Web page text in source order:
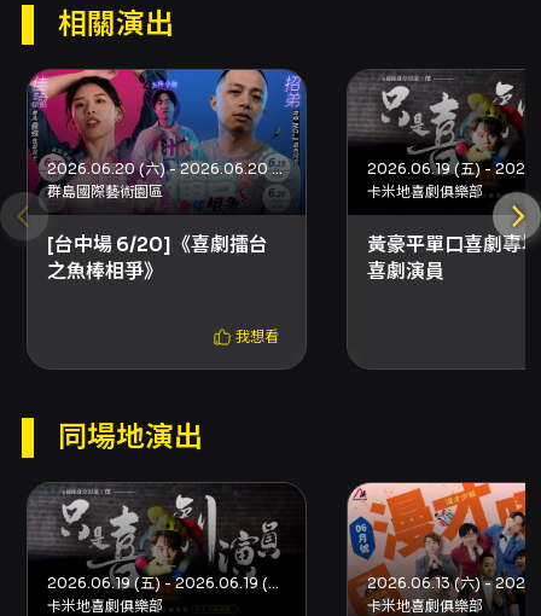
場，建議 12 歲以上觀眾入場；票券視同有價證
券，請妥善保存，遺失或毀損恕不補發。 - 如遇
票券毀損、滅失或遺失，主辦單位將依文化部相
關規定及 KKTIX 指定機制辦理，詳情請洽
KKTIX 客服。 - 購票時請留意填寫之電子郵件是
否可正常收信（建議避免使用可能會擋信的信箱
服務，如 Yahoo/Hotmail 等），以免收不到訂
單確認或後續通知。 - 現場內容以演出當日實際
否適合觀看。
相關演出
2026.06.20 (六) - 2026.06.20 (六)
群島國際藝術園區
[台中場 6/20]《喜劇擂台
之魚棒相爭》
我想看
卡米地喜劇俱樂部
黃豪平單口喜劇專
喜劇演員
同場地演出
2026.06.19 (五) - 2026.06.19 (五)
卡米地喜劇俱樂部
卡米地喜劇俱樂部